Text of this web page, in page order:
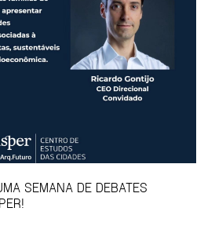
SEMANA DE DEBATES